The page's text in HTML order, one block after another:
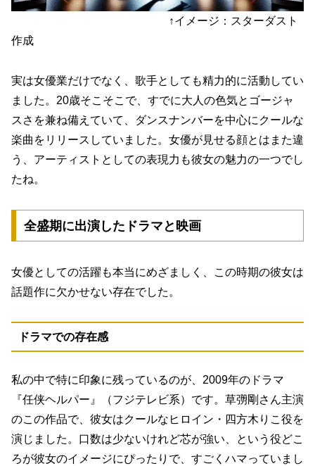
↑イメージ：スターダスト
作成
実は女優業だけでなく、歌手としても精力的に活動してい
ました。20歳そこそこで、すでに大人の色気とゴージャ
スさを兼ね備えていて、ダンスナンバーを中心にクールな
楽曲をリリースしていました。女優が見せる顔とはまた違
う、アーティストとしての表現力も彼女の魅力の一つでし
たね。
全盛期に出演したドラマと映画
女優としての活躍も本当にめざましく、この時期の彼女は
話題作に欠かせない存在でした。
ドラマでの存在感
私の中で特に印象に残っているのが、2009年のドラマ
『任侠ヘルパー』（フジテレビ系）です。草彅剛さん主演
のこの作品で、彼女はクールなヒロイン・四方木りこ役を
演じました。口数は少ないけれど芯が強い、という役どこ
ろが彼女のイメージにぴったりで、すごくハマっていまし